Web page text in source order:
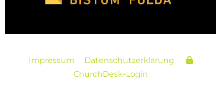
Impressum
Datenschutzerklärung
ChurchDesk-Login